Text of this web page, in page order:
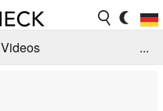
Videos
...